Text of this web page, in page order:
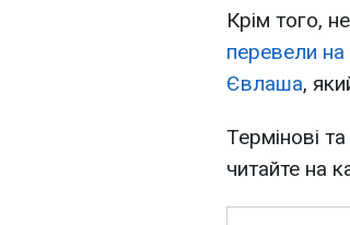
Крім того,
перевели
Євлаша,
Термінові
читайте на